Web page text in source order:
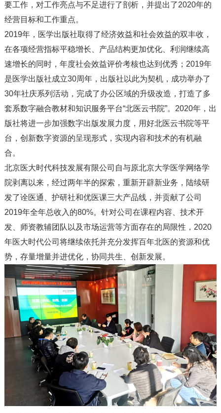
要工作，对工作亮点与不足进行了剖析，并提出了2020年的
经营目标和工作重点。
2019年，医学出版社取得了经济效益和社会效益的双丰收，
在各项经营指标平稳增长、产品结构更加优化、利润继续高
速增长的同时，年度社会效益评价考核也达到优秀；2019年
是医学出版社成立30周年，出版社以此为契机，成功举办了
30年社庆系列活动，完成了办公区域的升级改造，打造了多
套系数字融合教材和知识服务平台“北医云书院”。2020年，出
版社将进一步加强数字出版发展力度，用好北医云书院等平
台，创新数字资源的呈现形式，实现内容和技术的有机融
合。
北京医大时代科技发展有限公司自与原北京大学医学网络学
院剥离以来，经过两年半的探索，重新开辟新业务，陆续研
发了诠医通、护研社和优医课三大产品线，并贡献了公司
2019年全年总收入的80%。针对公司在课程内容、技术开
发、师资教辅团队以及市场运营等方面存在的局限性，2020
年医大时代公司将继续依托并充分发挥百年北医的资源和优
势，存量增量并进优化，协同共生、创新发展。